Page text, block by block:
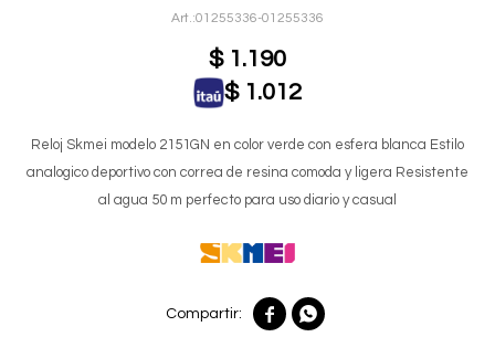
01255336-01255336
$ 1.190
$ 1.012
Reloj Skmei modelo 2151GN en color verde con esfera blanca Estilo
analogico deportivo con correa de resina comoda y ligera Resistente
al agua 50 m perfecto para uso diario y casual
 